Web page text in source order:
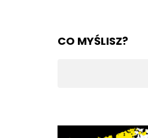
CO MYŚLISZ?